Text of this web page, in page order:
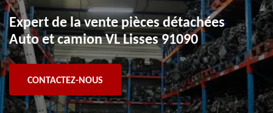
Expert de la vente pièces détachées
Auto et camion VL Lisses 91090
CONTACTEZ-NOUS